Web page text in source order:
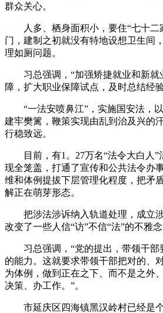
群众关心。
人多、栖身面积小，要住“七十二
门，建制之初就没有特地设想卫生间
理如厕问题。
习总强调，“加强矫捷就业和新就
障，扩大职业保障试点，及时总结经
“一法安喷鼻江”，实施国安法，以
建牢樊篱，鞭策实现由乱到治及兴的
行稳致远。
目前，有1。27万名“法令大白人”
现全笼盖，打通了宣传和公共法令办
维和体例提拔下层管理化程度，把矛
解正在萌芽形态。
把涉法涉诉纳入轨道处理，成立涉
改变了一些人信“访”不信“法”的不雅念
习总强调，“党的提出，带领干部
的能力。这就要求带领干部把对的、
为体例，做到正在之下、而不是之外
决策、办工作。”。
市延庆区四海镇黑汉岭村已经是个